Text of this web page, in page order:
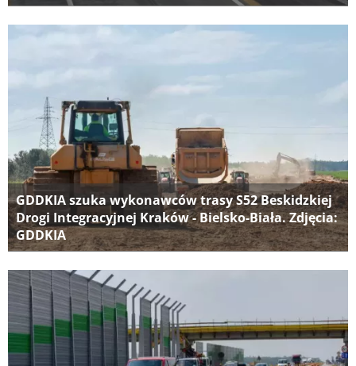
GDDKIA szuka wykonawców trasy S52 Beskidzkiej
Drogi Integracyjnej Kraków - Bielsko-Biała. Zdjęcia:
GDDKIA